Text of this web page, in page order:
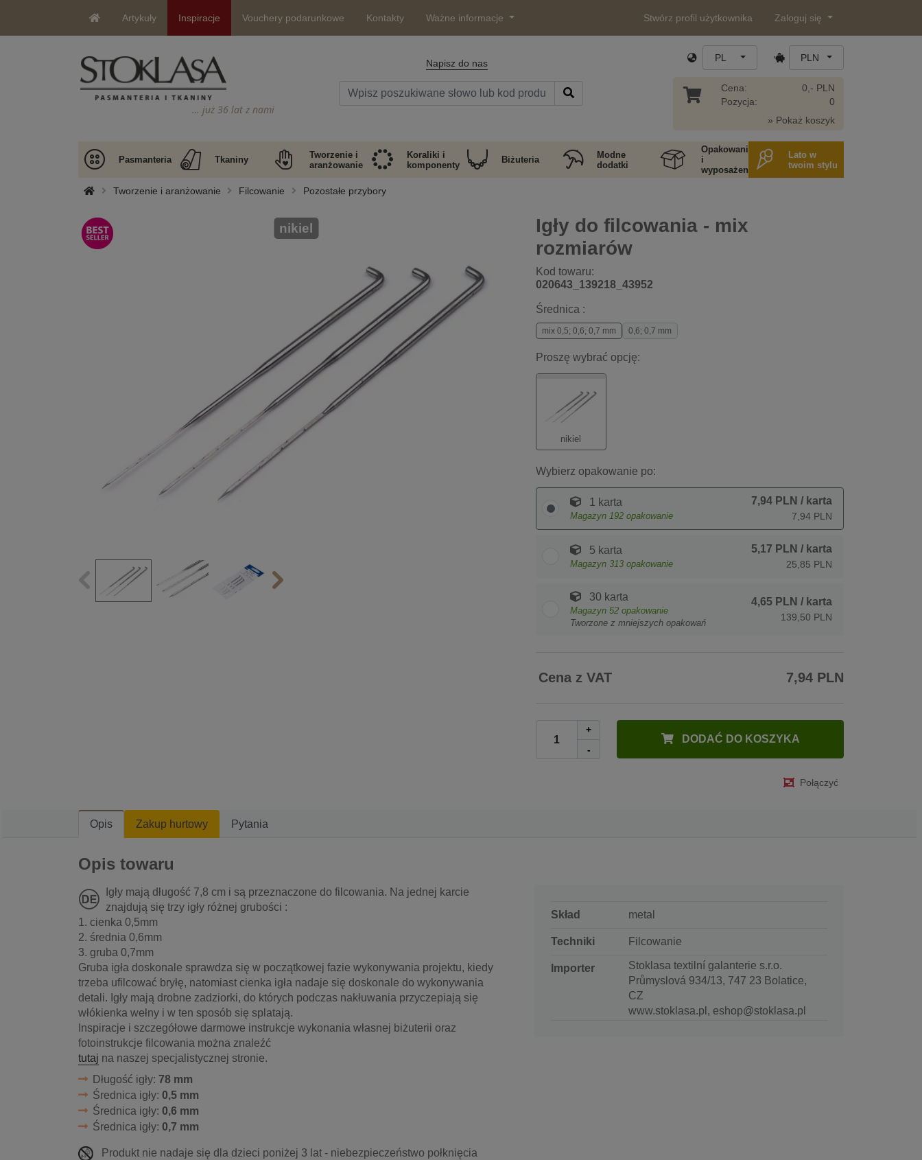
Artykuły Inspiracje Vouchery podarunkowe Kontakty Ważne informacje Stwórz profil użytkownika Zaloguj się
… już 36 lat z nami
Napisz do nas PL PLN
Cena:
Pozycja:
0,- PLN
0
» Pokaż koszyk
Pasmanteria Tkaniny
Tworzenie i
aranżowanie
Koraliki i
komponenty
Biżuteria
Modne
dodatki
Opakowania
i
wyposażenie
Lato w
twoim stylu
Tworzenie i aranżowanie Filcowanie Pozostałe przybory
Igły do filcowania - mix
rozmiarów
Kod towaru:
020643_139218_43952
nikiel
Średnica :
mix 0,5; 0,6; 0,7 mm 0,6; 0,7 mm
Proszę wybrać opcję:
nikiel
Wybierz opakowanie po:
1 karta
Magazyn 192 opakowanie
7,94 PLN / karta
7,94 PLN
5 karta
Magazyn 313 opakowanie
5,17 PLN / karta
25,85 PLN
30 karta
Magazyn 52 opakowanie
Tworzone z mniejszych opakowań
4,65 PLN / karta
139,50 PLN
Cena z VAT 7,94 PLN
+
-
DODAĆ DO KOSZYKA
Połączyć
Opis Zakup hurtowy Pytania
Opis towaru
Igły mają długość 7,8 cm i są przeznaczone do filcowania. Na jednej karcie
znajdują się trzy igły różnej grubości :
1. cienka 0,5mm
2. średnia 0,6mm
3. gruba 0,7mm
Gruba igła doskonale sprawdza się w początkowej fazie wykonywania projektu, kiedy
trzeba ufilcować bryłę, natomiast cienka igła nadaje się doskonale do wykonywania
detali. Igły mają drobne zadziorki, do których podczas nakłuwania przyczepiają się
włókienka wełny i w ten sposób się splatają.
Inspiracje i szczegółowe darmowe instrukcje wykonania własnej biżuterii oraz
fotoinstrukcje filcowania można znaleźć
tutaj na naszej specjalistycznej stronie.
Długość igły: 78 mm
Średnica igły: 0,5 mm
Średnica igły: 0,6 mm
Średnica igły: 0,7 mm
Produkt nie nadaje się dla dzieci poniżej 3 lat - niebezpieczeństwo połknięcia
Skład metal
Techniki Filcowanie
Importer
Stoklasa textilní galanterie s.r.o.
Průmyslová 934/13, 747 23 Bolatice,
CZ
www.stoklasa.pl, eshop@stoklasa.pl